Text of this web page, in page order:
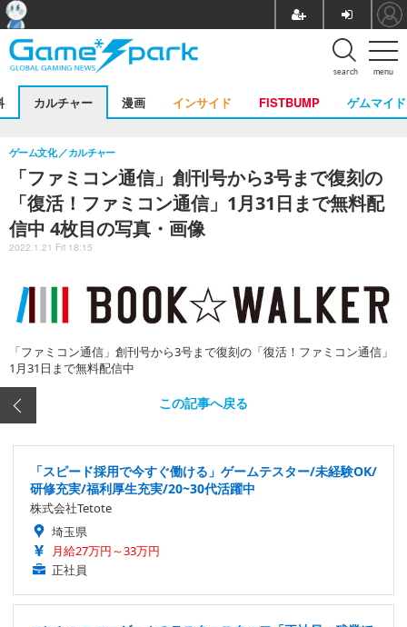
menu
search
カルチャー 漫画 インサイド FISTBUMP ゲムマイド
「ファミコン通信」創刊号から3号まで復刻の
「復活！ファミコン通信」1月31日まで無料配
信中 4枚目の写真・画像
ゲーム文化 カルチャー
2022.1.21 Fri 18:15
「ファミコン通信」創刊号から3号まで復刻の「復活！ファミコン通信」
1月31日まで無料配信中
この記事へ戻る
「スピード採用で今すぐ働ける」ゲームテスター/未経験OK/
研修充実/福利厚生充実/20~30代活躍中
株式会社Tetote
埼玉県
月給27万円～33万円
正社員